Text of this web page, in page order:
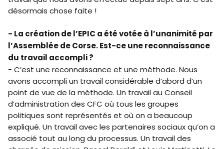
désormais chose faite !
- La création de l’EPIC a été votée à l’unanimité par
l’Assemblée de Corse. Est-ce une reconnaissance
du travail accompli ?
- C’est une reconnaissance et une méthode. Nous
avons accompli un travail considérable d’abord d’un
point de vue de la méthode. Un travail au Conseil
d’administration des CFC où tous les groupes
politiques sont représentés et où on a beaucoup
expliqué. Un travail avec les partenaires sociaux qu’on a
associé tout au long du processus. Un travail des